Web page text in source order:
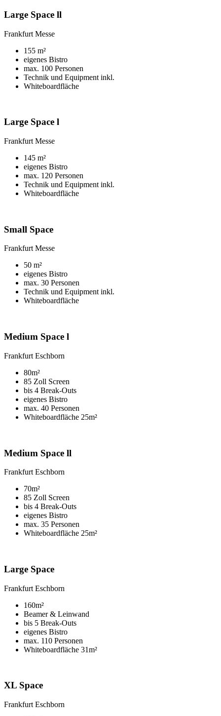
Large Space ll
Frankfurt Messe
155 m²
eigenes Bistro
max. 100 Personen
Technik und Equipment inkl.
Whiteboardfläche
Large Space l
Frankfurt Messe
145 m²
eigenes Bistro
max. 120 Personen
Technik und Equipment inkl.
Whiteboardfläche
Small Space
Frankfurt Messe
50 m²
eigenes Bistro
max. 30 Personen
Technik und Equipment inkl.
Whiteboardfläche
Medium Space l
Frankfurt Eschborn
80m²
85 Zoll Screen
bis 4 Break-Outs
eigenes Bistro
max. 40 Personen
Whiteboardfläche 25m²
Medium Space ll
Frankfurt Eschborn
70m²
85 Zoll Screen
bis 4 Break-Outs
eigenes Bistro
max. 35 Personen
Whiteboardfläche 25m²
Large Space
Frankfurt Eschborn
160m²
Beamer & Leinwand
bis 5 Break-Outs
eigenes Bistro
max. 110 Personen
Whiteboardfläche 31m²
XL Space
Frankfurt Eschborn